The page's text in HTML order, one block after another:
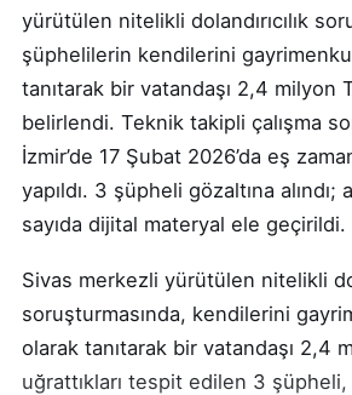
yürütülen nitelikli dolandırıcılık
şüphelilerin kendilerini
tanıtarak bir vatandaşı 2,4 milyon
belirlendi. Teknik takipli çalışma
İzmir’de 17 Şubat 2026’da eş
yapıldı. 3 şüpheli gözaltına alındı;
sayıda dijital materyal ele geçirildi.
Sivas merkezli yürütülen nitelikli
soruşturmasında, kendilerini
olarak tanıtarak bir vatandaşı 2,4
uğrattıkları tespit edilen 3 şüpheli,